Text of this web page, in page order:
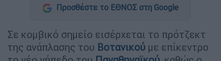
Προσθέστε το ΕΘΝΟΣ στη Google
Σε κομβικό σημείο εισέρχεται το πρότζεκτ
της ανάπλασης του Βοτανικού με επίκεντρο